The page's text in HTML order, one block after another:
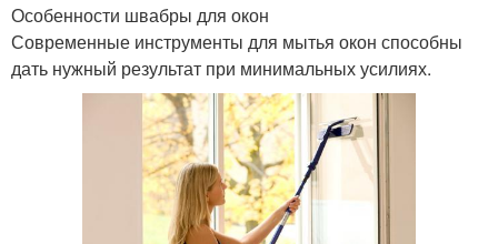
Особенности швабры для окон
Современные инструменты для мытья окон способны
дать нужный результат при минимальных усилиях.